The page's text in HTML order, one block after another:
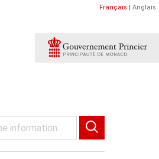
Français | Anglais